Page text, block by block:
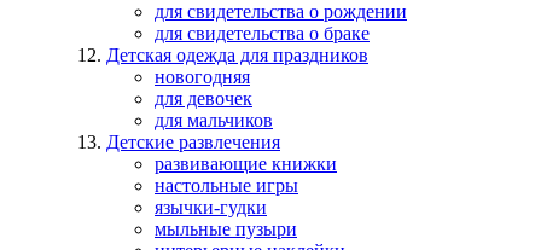
для свидетельства о рождении
для свидетельства о браке
Детская одежда для праздников
новогодняя
для девочек
для мальчиков
Детские развлечения
развивающие книжки
настольные игры
язычки-гудки
мыльные пузыри